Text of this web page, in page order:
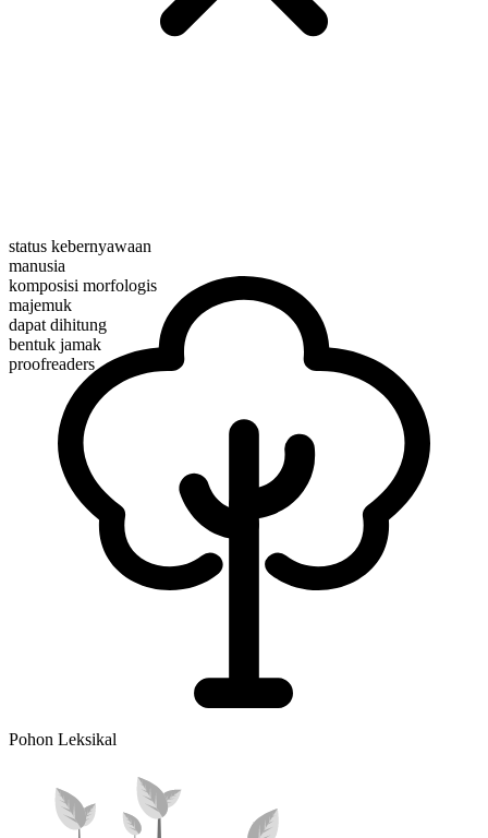
status kebernyawaan
manusia
komposisi morfologis
majemuk
dapat dihitung
bentuk jamak
proofreaders
Pohon Leksikal